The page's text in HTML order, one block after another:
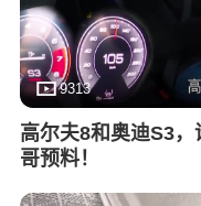
9313
高尔夫8和奥迪S3
哥预料！